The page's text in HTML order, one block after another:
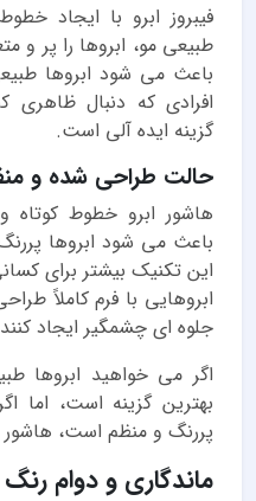
فیبروز ابرو با ایجاد
طبیعی مو، ابروها را پر
باعث می شود ابروها
افرادی که دنبال
گزینه ایده آلی است.
حالت طراحی شده و
هاشور ابرو خطوط
باعث می شود ابروها
این تکنیک بیشتر برای
ابروهایی با فرم کاملاً
جلوه ای چشمگیر ایجاد
اگر می خواهید ابروها
بهترین گزینه است، اما
پررنگ و منظم است،
ماندگاری و دوام رنگ